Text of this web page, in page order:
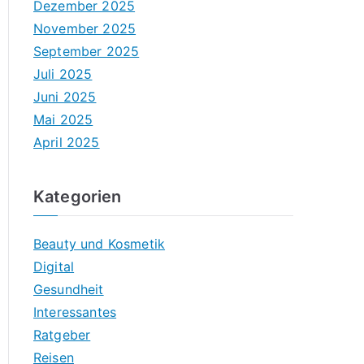
Dezember 2025
November 2025
September 2025
Juli 2025
Juni 2025
Mai 2025
April 2025
Kategorien
Beauty und Kosmetik
Digital
Gesundheit
Interessantes
Ratgeber
Reisen